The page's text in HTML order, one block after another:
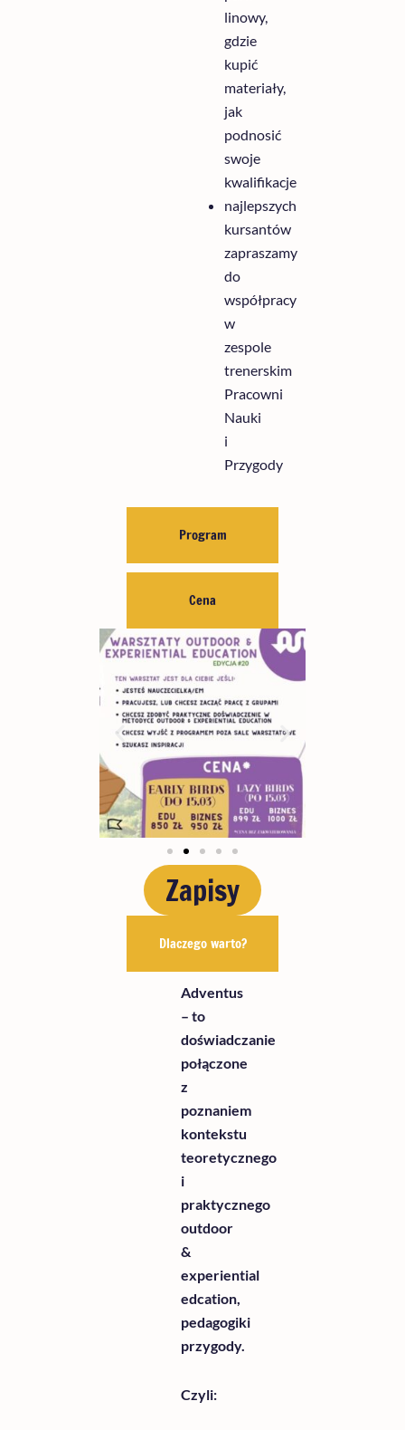
Program
Cena
linowy,
gdzie
kupić
materiały,
jak
podnosić
swoje
kwalifikacje
najlepszych
kursantów
zapraszamy
do
współpracy
w
zespole
trenerskim
Pracowni
Nauki
i
Przygody
Zapisy
Dlaczego warto?
Adventus
– to
doświadczanie
połączone
z
poznaniem
kontekstu
teoretycznego
i
praktycznego
outdoor
&
experiential
edcation,
pedagogiki
przygody.
Czyli: